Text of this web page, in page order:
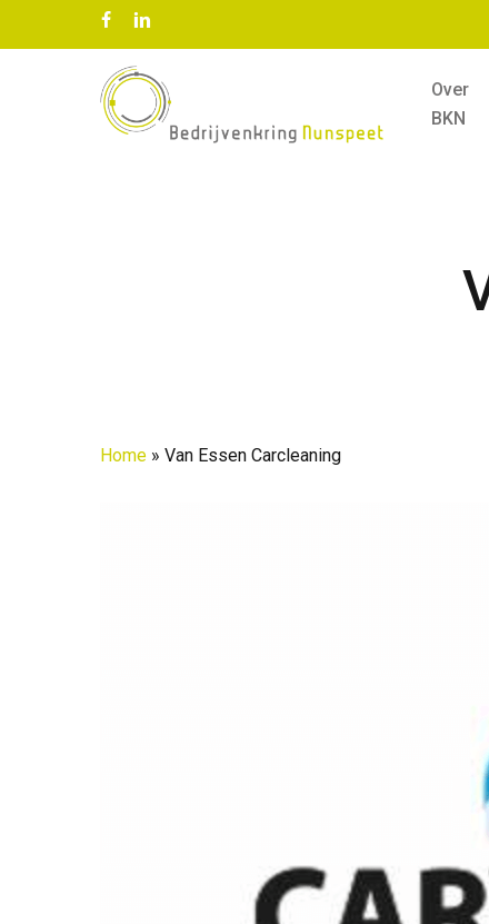
to
facebook
linkedin
Over
BKN
Home » Van Essen Carcleaning